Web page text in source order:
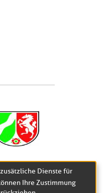
Dienste für
Ihre Zustimmung